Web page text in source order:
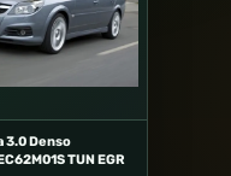
3.0 Denso
TUN EGR